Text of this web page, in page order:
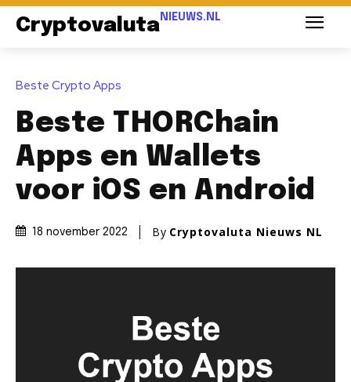
Cryptovaluta NIEUWS.NL
Beste Crypto Apps
Beste THORChain
Apps en Wallets
voor iOS en Android
18 november 2022 By Cryptovaluta Nieuws NL